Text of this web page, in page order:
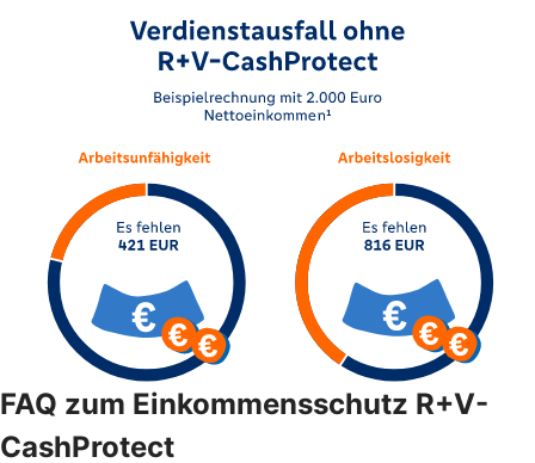
FAQ zum Einkommensschutz R+V-
CashProtect